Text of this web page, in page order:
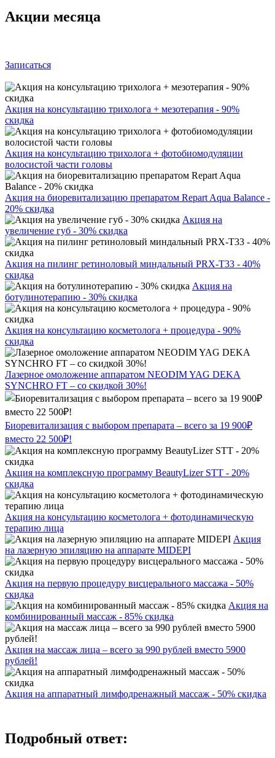
Акции месяца
Записаться
Акция на консультацию трихолога + мезотерапия - 90%
скидка
Акция на консультацию трихолога + фотобиомодуляции
волосистой части головы
Акция на биоревитализацию препаратом Repart Aqua Balance -
20% скидка
Акция на
увеличение губ - 30% скидка
Акция на пилинг ретиноловый миндальный PRX-T33 - 40%
скидка
Акция на
ботулинотерапию - 30% скидка
Акция на консультацию косметолога + процедура - 90%
скидка
Лазерное омоложение аппаратом NEODIM YAG DEKA
SYNCHRO FT – со скидкой 30%!
Биоревитализация с выбором препарата – всего за 19 900₽
вместо 22 500₽!
Акция на комплексную программу BeautyLizer STT - 20%
скидка
Акция на консультацию косметолога + фотодинамическую
терапию лица
Акция
на лазерную эпиляцию на аппарате MIDEPI
Акция на первую процедуру висцерального массажа - 50%
скидка
Акция на
комбинированный массаж - 85% скидка
Акция на массаж лица – всего за 990 рублей вместо 5900
рублей!
Акция на аппаратный лимфодренажный массаж - 50% скидка
Подробный ответ: